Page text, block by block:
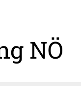
NÖ